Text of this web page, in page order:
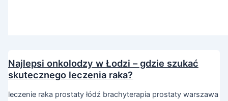
Najlepsi onkolodzy w Łodzi – gdzie szukać
skutecznego leczenia raka?
leczenie raka prostaty łódź brachyterapia prostaty warszawa